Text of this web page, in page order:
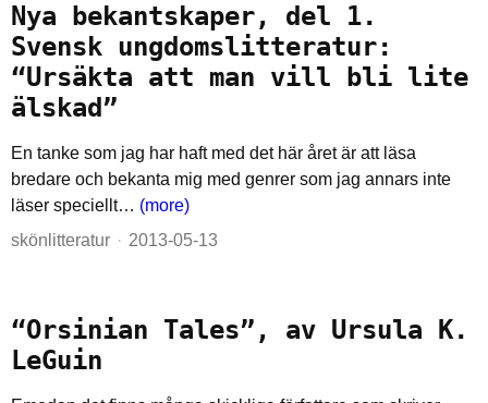
Nya bekantskaper, del 1.
Svensk ungdomslitteratur:
“Ursäkta att man vill bli lite
älskad”
En tanke som jag har haft med det här året är att läsa
bredare och bekanta mig med genrer som jag annars inte
läser speciellt… (more)
skönlitteratur
2013-05-13
“Orsinian Tales”, av Ursula K.
LeGuin